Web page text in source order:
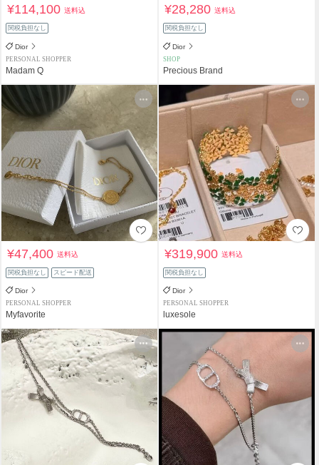
¥114,100送料込
関税負担なし
Dior
PERSONAL SHOPPER
Madam Q
¥28,280送料込
関税負担なし
Dior
SHOP
Precious Brand
¥47,400送料込
関税負担なし スピード配送
Dior
PERSONAL SHOPPER
Myfavorite
¥319,900送料込
関税負担なし
Dior
PERSONAL SHOPPER
luxesole